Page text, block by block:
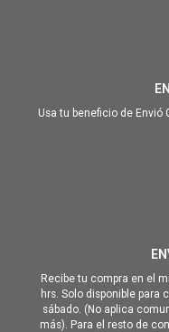
Usa tu beneficio de Envió
Recibe tu compra en el
hrs. Solo disponible para
sábado. (No aplica
más). Para el resto de